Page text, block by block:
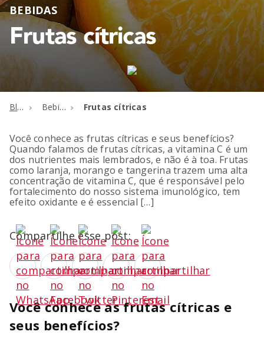
BEBIDAS
Frutas cítricas
Blog Bebidas Frutas cítricas
Você conhece as frutas cítricas e seus benefícios?
Quando falamos de frutas cítricas, a vitamina C é um
dos nutrientes mais lembrados, e não é à toa. Frutas
como laranja, morango e tangerina trazem uma alta
concentração de vitamina C, que é responsável pelo
fortalecimento do nosso sistema imunológico, tem
efeito oxidante e é essencial […]
Compartilhe esse post:
Você conhece as frutas cítricas e
seus benefícios?